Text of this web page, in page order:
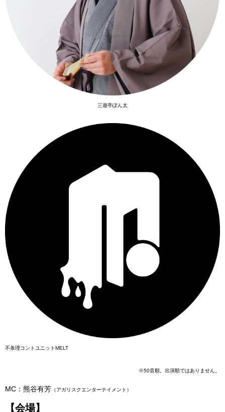
三遊亭ぽん太
不条理コントユニットMELT
※50音順。出演順ではありません。
MC：熊谷有芳 （アガリスクエンターテイメント）
【会場】